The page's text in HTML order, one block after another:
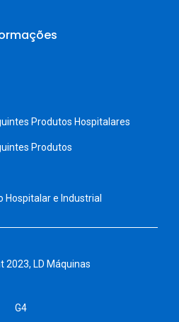
Produtos Hospitalares
Produtos
Hospitalar e Industrial
2023, LD Máquinas
G4